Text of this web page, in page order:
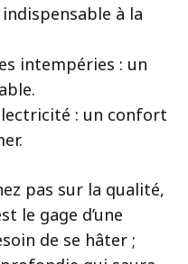
à la
intempéries : un
: un confort
pas sur la qualité,
le gage d’une
de se hâter ;